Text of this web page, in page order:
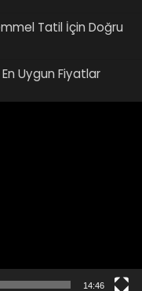
Tatil İçin Doğru
Uygun Fiyatlar
14:46